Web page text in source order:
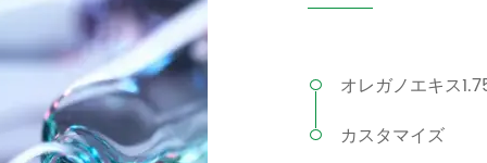
オレガノエキス
カスタマイズ